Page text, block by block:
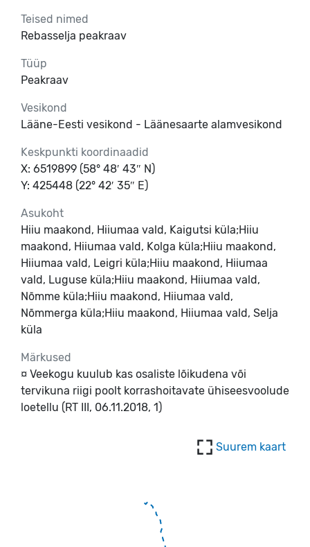
Teised nimed
Rebasselja peakraav
Tüüp
Peakraav
Vesikond
Lääne-Eesti vesikond - Läänesaarte alamvesikond
Keskpunkti koordinaadid
X: 6519899 (58° 48′ 43″ N)
Y: 425448 (22° 42′ 35″ E)
Asukoht
Hiiu maakond, Hiiumaa vald, Kaigutsi küla;Hiiu
maakond, Hiiumaa vald, Kolga küla;Hiiu maakond,
Hiiumaa vald, Leigri küla;Hiiu maakond, Hiiumaa
vald, Luguse küla;Hiiu maakond, Hiiumaa vald,
Nõmme küla;Hiiu maakond, Hiiumaa vald,
Nõmmerga küla;Hiiu maakond, Hiiumaa vald, Selja
küla
Märkused
¤ Veekogu kuulub kas osaliste lõikudena või
tervikuna riigi poolt korrashoitavate ühiseesvoolude
loetellu (RT III, 06.11.2018, 1)
Suurem kaart